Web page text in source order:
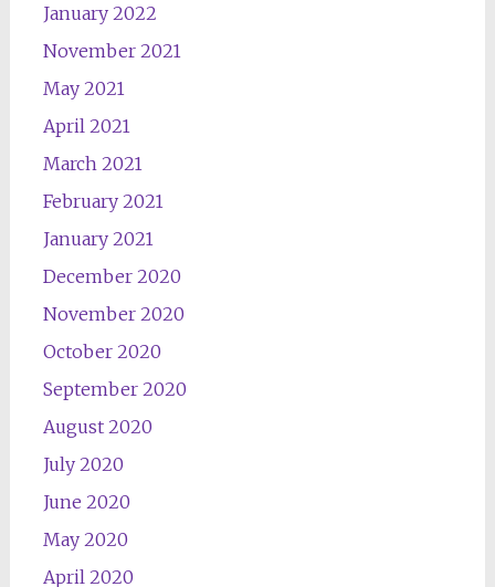
January 2022
November 2021
May 2021
April 2021
March 2021
February 2021
January 2021
December 2020
November 2020
October 2020
September 2020
August 2020
July 2020
June 2020
May 2020
April 2020